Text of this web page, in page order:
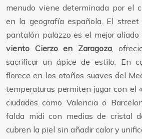
menudo viene determinada por el
en la geografía española. El
pantalón palazzo es el mejor
viento Cierzo en Zaragoza,
sacrificar un ápice de estilo. En
florece en los otoños suaves del
temperaturas permiten jugar con el
ciudades como Valencia o
falda midi con medias de cristal
cubren la piel sin añadir calor y